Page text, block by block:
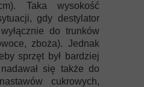
Taka wysokość
gdy destylator
do trunków
zboża). Jednak
sprzęt był bardziej
się także do
cukrowych,